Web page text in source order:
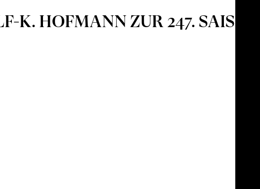
K. HOFMANN ZUR 247. SAISON